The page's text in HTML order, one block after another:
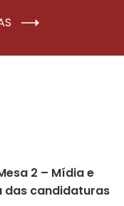
2 – Mídia e
das candidaturas